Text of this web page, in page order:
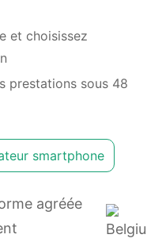
et choisissez
prestations sous 48
smartphone
agréée